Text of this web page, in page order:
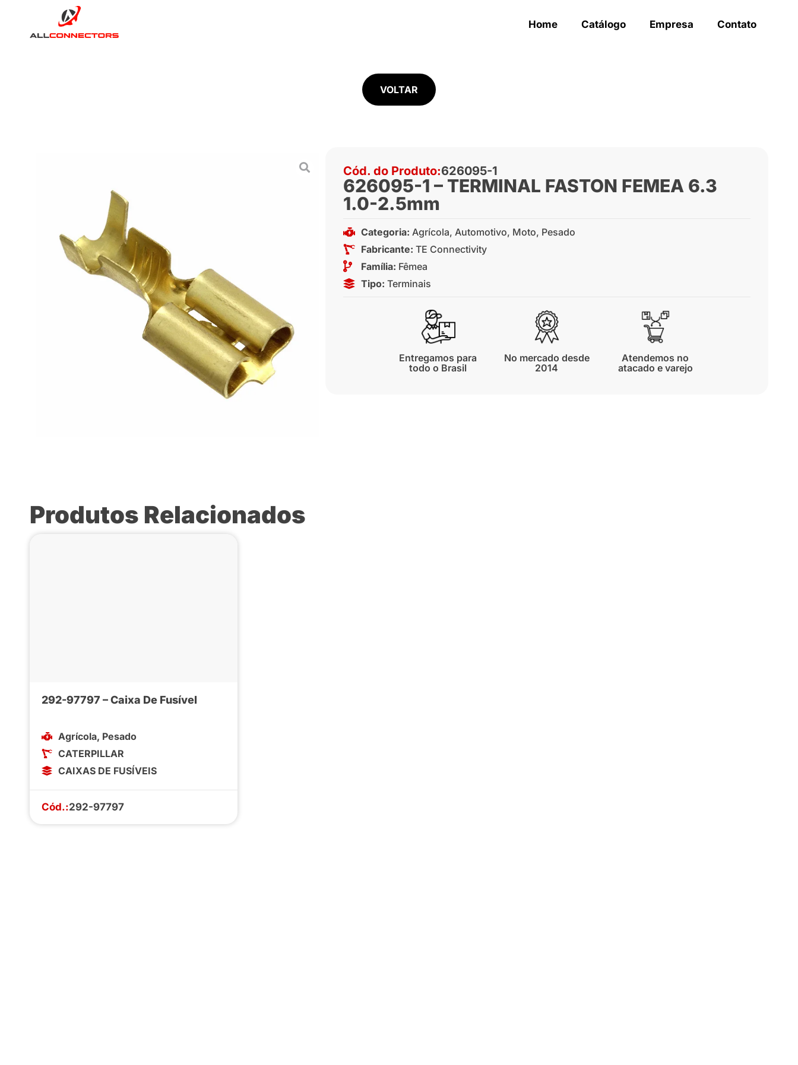
Home Catálogo Empresa Contato
VOLTAR
Cód. do Produto:626095-1
626095-1 – TERMINAL FASTON FEMEA 6.3
1.0-2.5mm
Categoria: Agrícola, Automotivo, Moto, Pesado
Fabricante: TE Connectivity
Família: Fêmea
Tipo: Terminais
Entregamos para
todo o Brasil
No mercado desde
2014
Atendemos no
atacado e varejo
Produtos Relacionados
292-97797 – Caixa De Fusível
Agrícola, Pesado
CATERPILLAR
CAIXAS DE FUSÍVEIS
Cód.:292-97797